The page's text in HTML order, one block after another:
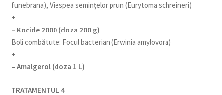
funebrana), Viespea semințelor prun (Eurytoma schreineri)
+
– Kocide 2000 (doza 200 g)
Boli combătute: Focul bacterian (Erwinia amylovora)
+
– Amalgerol (doza 1 L)
TRATAMENTUL 4